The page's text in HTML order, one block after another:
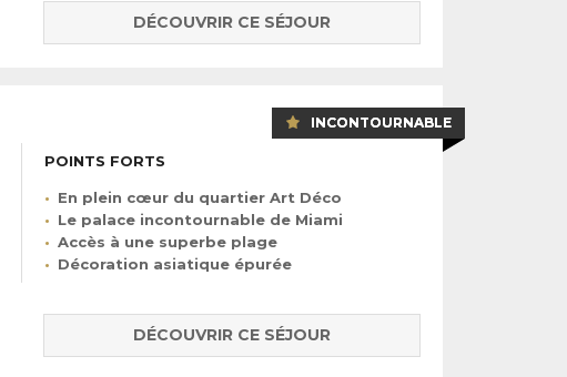
DÉCOUVRIR CE SÉJOUR
INCONTOURNABLE
POINTS FORTS
En plein cœur du quartier Art Déco
Le palace incontournable de Miami
Accès à une superbe plage
Décoration asiatique épurée
DÉCOUVRIR CE SÉJOUR